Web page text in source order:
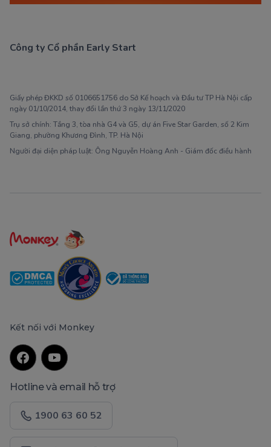
Công ty Cổ phần Early Start
Giấy phép ĐKKD số 0106651756 do Sở Kế hoạch và Đầu tư TP Hà Nội cấp
ngày 01/10/2014, thay đổi lần thứ 3 ngày 13/11/2020
Trụ sở chính: Tầng 3, tòa nhà G4 và G5, dự án Five Star Garden, số 2 Kim
Giang, phường Khương Đình, TP. Hà Nội
Người đại diện pháp luật: Ông Nguyễn Hoàng Anh - Giám đốc điều hành
Kết nối với Monkey
Hotline và email hỗ trợ
1900 63 60 52